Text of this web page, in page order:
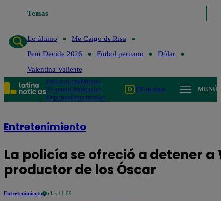
Temas
Lo último
Lo último
Me Caigo de Risa
Perú Decide 2026
Fútbol peruano
Dólar
Valentina Valiente
PolíticaLimaMundo
Te ayudoTendencias
DeportesEspectáculos
TV en vivo MENÚ
Entretenimiento
La policía se ofreció a detener a
productor de los Óscar
Entretenimiento a las 11:09